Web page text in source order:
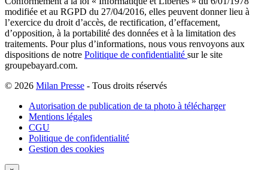
modifiée et au RGPD du 27/04/2016, elles peuvent donner lieu à
l’exercice du droit d’accès, de rectification, d’effacement,
d’opposition, à la portabilité des données et à la limitation des
traitements. Pour plus d’informations, nous vous renvoyons aux
dispositions de notre Politique de confidentialité sur le site
groupebayard.com.
© 2026 Milan Presse - Tous droits réservés
Autorisation de publication de ta photo à télécharger
Mentions légales
CGU
Politique de confidentialité
Gestion des cookies